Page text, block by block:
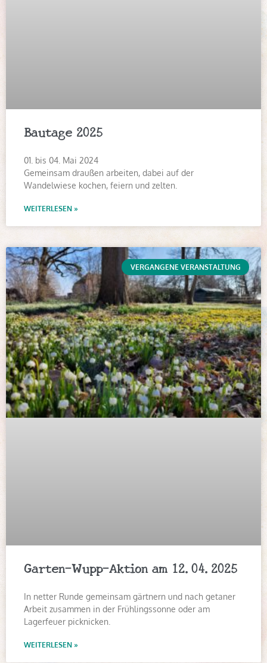
Bautage 2025
01. bis 04. Mai 2024
Gemeinsam draußen arbeiten, dabei auf der
Wandelwiese kochen, feiern und zelten.
WEITERLESEN »
VERGANGENE VERANSTALTUNG
Garten-Wupp-Aktion am 12.04.2025
In netter Runde gemeinsam gärtnern und nach getaner
Arbeit zusammen in der Frühlingssonne oder am
Lagerfeuer picknicken.
WEITERLESEN »